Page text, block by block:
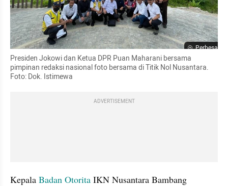
Perbesar
Presiden Jokowi dan Ketua DPR Puan Maharani bersama
pimpinan redaksi nasional foto bersama di Titik Nol Nusantara.
Foto: Dok. Istimewa
ADVERTISEMENT
Kepala Badan Otorita IKN Nusantara Bambang